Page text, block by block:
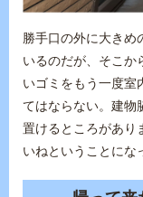
勝手口の外に大きめ
いるのだが、そこか
いゴミをもう一度室
てはならない。建物
置けるところがあり
いねということにな